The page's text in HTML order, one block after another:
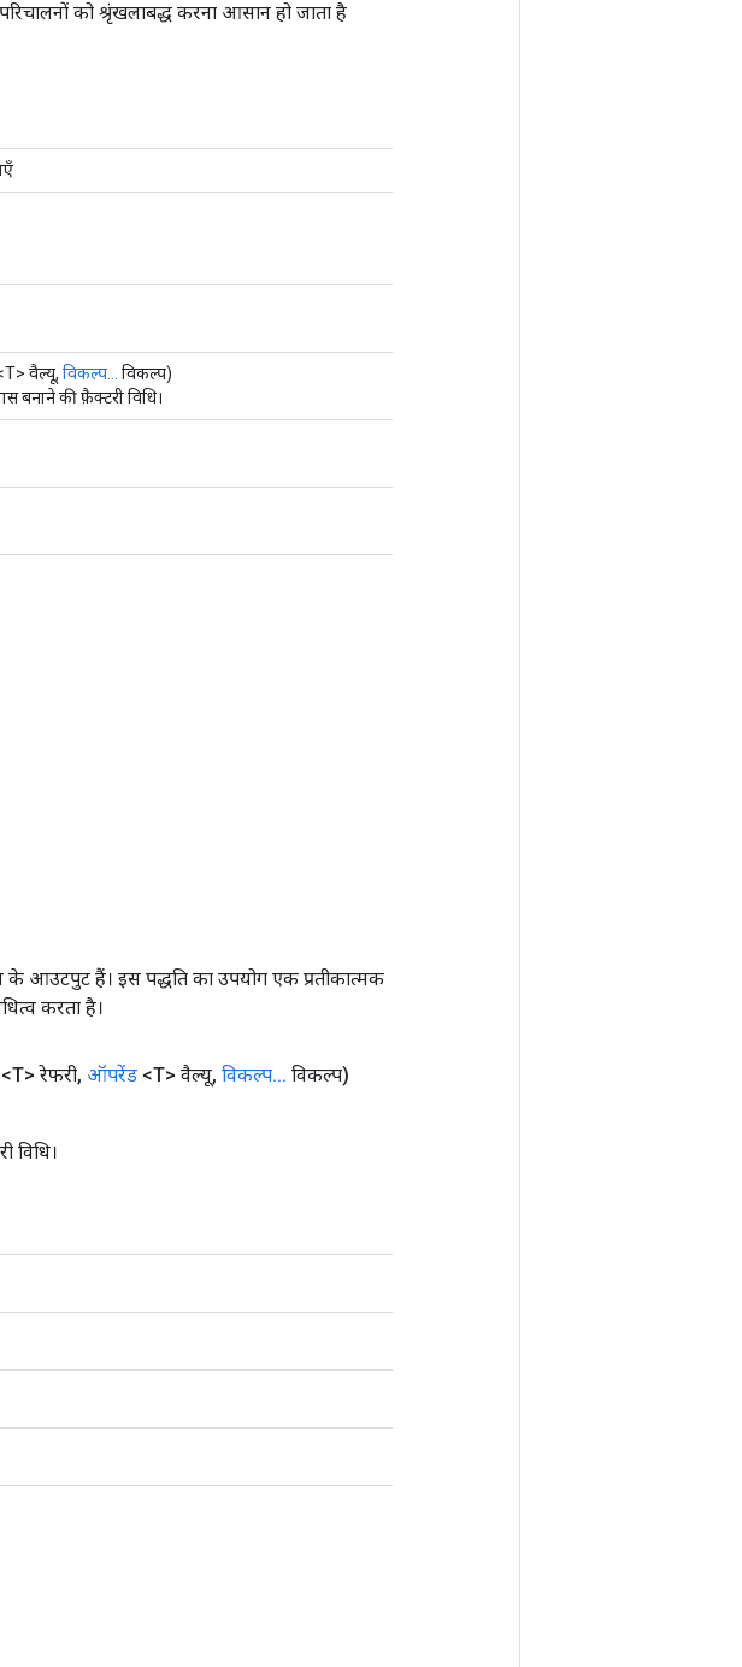
को श्रृंखलाबद्ध करना आसान हो जाता है
वैल्यू, विकल्प...
विकल्प)
की फ़ैक्टरी विधि।
हैं। इस पद्धति का उपयोग एक प्रतीकात्मक
करता है।
<T> रेफरी, ऑपरेंड <T> वैल्यू, विकल्प... विकल्प)